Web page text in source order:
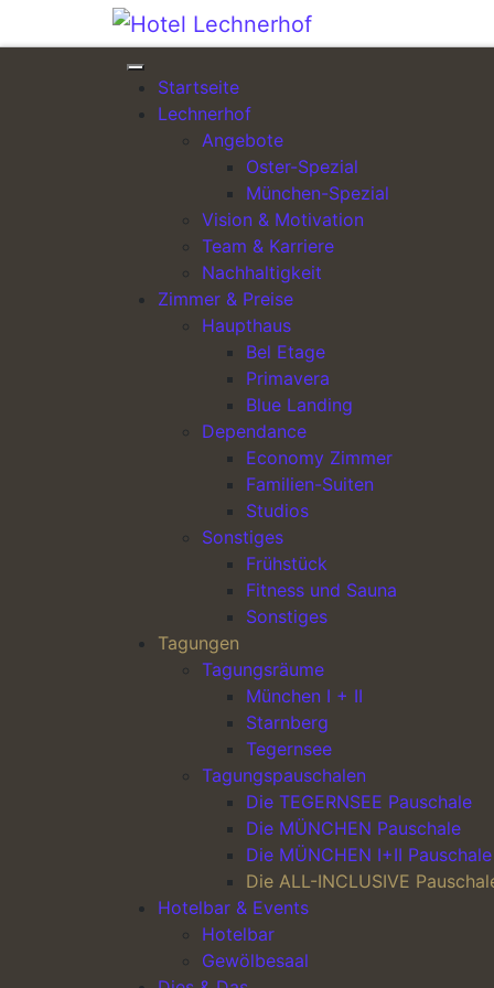
Direkt zum Inhalt wechseln
Startseite
Lechnerhof
Angebote
Oster-Spezial
München-Spezial
Vision & Motivation
Team & Karriere
Nachhaltigkeit
Zimmer & Preise
Haupthaus
Bel Etage
Primavera
Blue Landing
Dependance
Economy Zimmer
Familien-Suiten
Studios
Sonstiges
Frühstück
Fitness und Sauna
Sonstiges
Tagungen
Tagungsräume
München I + II
Starnberg
Tegernsee
Tagungspauschalen
Die TEGERNSEE Pauschale
Die MÜNCHEN Pauschale
Die MÜNCHEN I+II Pauschale
Die ALL-INCLUSIVE
Hotelbar & Events
Hotelbar
Gewölbesaal
„Die ALL-INCLUSIVE Pauschale“ à 110,00
Für Alle, die die Kosten voll im Blick haben
Ab 10 Personen buchbar.
Tagungsraum der Teilnehmerzahl
Gewünschte Bestuhlung
Indirektes Tageslicht, oder Tageslicht
2 Flipcharts, 2 Pinnwände, 1
Blöcke und Stifte
W-LAN
Raummiete für 6 Stunden inkl. (jede
Mineralwasser und Softgetränke im
1 Kaffeepause vormittags mit herzhaften
1 Kaffeepause nachmittags mit süßen
3 Gang Mittagessen mit 3
Mineralwasser und Softgetränke zum
Persönliche Betreuung vor und während
Parkplatz zum Sonderpreis von 10,00
Bei Direktbuchung der Zimmer in
Nacht.